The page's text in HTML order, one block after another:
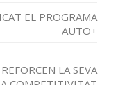
EL PROGRAMA
AUTO+
LA SEVA